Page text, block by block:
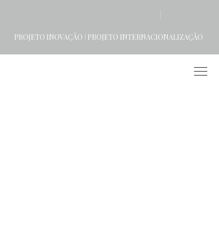
PROJETO INOVAÇÃO PROJETO INTERNACIONALIZAÇÃO